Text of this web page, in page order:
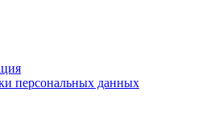
персональных данных